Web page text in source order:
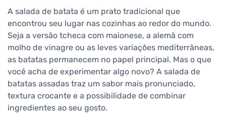
A salada de batata é um prato tradicional que
encontrou seu lugar nas cozinhas ao redor do mundo.
Seja a versão tcheca com maionese, a alemã com
molho de vinagre ou as leves variações mediterrâneas,
as batatas permanecem no papel principal. Mas o que
você acha de experimentar algo novo? A salada de
batatas assadas traz um sabor mais pronunciado,
textura crocante e a possibilidade de combinar
ingredientes ao seu gosto.